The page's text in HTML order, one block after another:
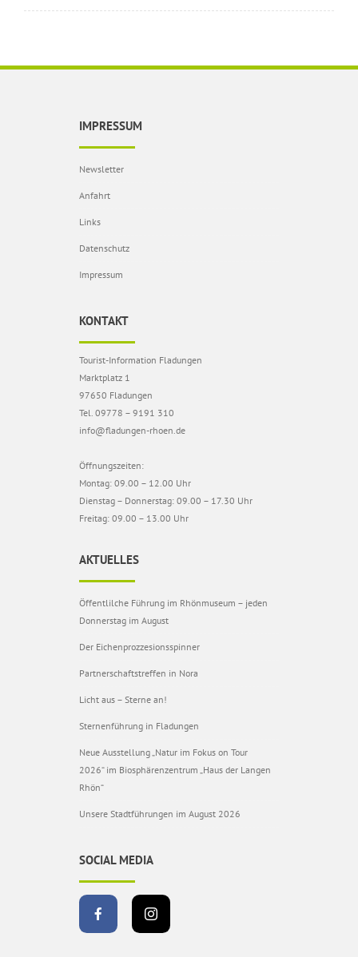
IMPRESSUM
Newsletter
Anfahrt
Links
Datenschutz
Impressum
KONTAKT
Tourist-Information Fladungen
Marktplatz 1
97650 Fladungen
Tel. 09778 – 9191 310
info@fladungen-rhoen.de
Öffnungszeiten:
Montag: 09.00 – 12.00 Uhr
Dienstag – Donnerstag: 09.00 – 17.30 Uhr
Freitag: 09.00 – 13.00 Uhr
AKTUELLES
Öffentlilche Führung im Rhönmuseum – jeden
Donnerstag im August
Der Eichenprozzesionsspinner
Partnerschaftstreffen in Nora
Licht aus – Sterne an!
Sternenführung in Fladungen
Neue Ausstellung „Natur im Fokus on Tour
2026“ im Biosphärenzentrum „Haus der Langen
Rhön“
Unsere Stadtführungen im August 2026
SOCIAL MEDIA